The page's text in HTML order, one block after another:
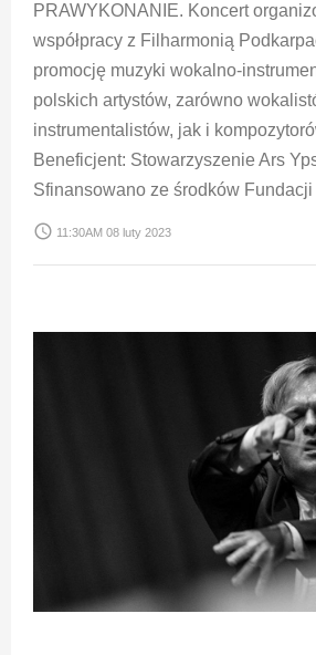
PRAWYKONANIE. Koncert
współpracy z Filharmonią
promocję muzyki wokalno-
polskich artystów, zarówno
instrumentalistów, jak i
Beneficjent: Stowarzyszenie Ars
Sfinansowano ze środków Fundacji
access_time 11:30AM 08 luty 2023